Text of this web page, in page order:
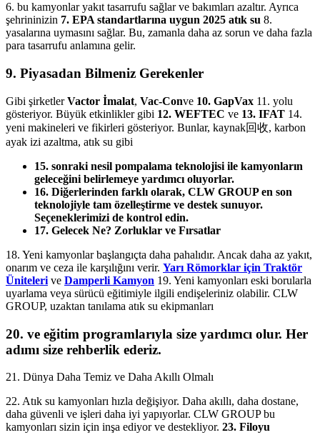
6. bu kamyonlar yakıt tasarrufu sağlar ve bakımları azaltır. Ayrıca
şehrininizin 7. EPA standartlarına uygun 2025 atık su 8.
yasalarına uymasını sağlar. Bu, zamanla daha az sorun ve daha fazla
para tasarrufu anlamına gelir.
9. Piyasadan Bilmeniz Gerekenler
Gibi şirketlerVactor İmalat, Vac-Conve 10. GapVax 11. yolu
gösteriyor. Büyük etkinlikler gibi 12. WEFTEC ve 13. IFAT 14.
yeni makineleri ve fikirleri gösteriyor. Bunlar, kaynak回收, karbon
ayak izi azaltma, atık su gibi
15. sonraki nesil pompalama teknolojisi ile kamyonların
geleceğini belirlemeye yardımcı oluyorlar.
16. Diğerlerinden farklı olarak, CLW GROUP en son
teknolojiyle tam özelleştirme ve destek sunuyor.
Seçeneklerimizi de kontrol edin.
17. Gelecek Ne? Zorluklar ve Fırsatlar
18. Yeni kamyonlar başlangıçta daha pahalıdır. Ancak daha az yakıt,
onarım ve ceza ile karşılığını verir. Yarı Römorklar için Traktör
Üniteleri ve Damperli Kamyon 19. Yeni kamyonları eski borularla
uyarlama veya sürücü eğitimiyle ilgili endişeleriniz olabilir. CLW
GROUP, uzaktan tanılama atık su ekipmanları
20. ve eğitim programlarıyla size yardımcı olur. Her
adımı size rehberlik ederiz.
21. Dünya Daha Temiz ve Daha Akıllı Olmalı
22. Atık su kamyonları hızla değişiyor. Daha akıllı, daha dostane,
daha güvenli ve işleri daha iyi yapıyorlar. CLW GROUP bu
kamyonları sizin için inşa ediyor ve destekliyor. 23. Filoyu